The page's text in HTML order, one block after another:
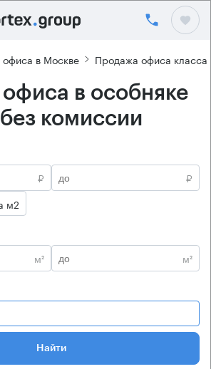
в Москве Продажа офиса класса
в особняке
комиссии
₽
₽
м2
м²
м²
Найти